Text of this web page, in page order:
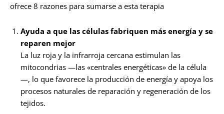
ofrece 8 razones para sumarse a esta terapia
Ayuda a que las células fabriquen más energía y se
reparen mejor
La luz roja y la infrarroja cercana estimulan las
mitocondrias —las «centrales energéticas» de la célula
—, lo que favorece la producción de energía y apoya los
procesos naturales de reparación y regeneración de los
tejidos.